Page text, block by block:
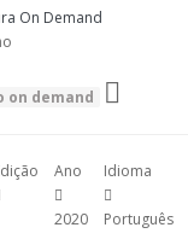
On Demand
on demand
Ano
2020
Idioma
Português